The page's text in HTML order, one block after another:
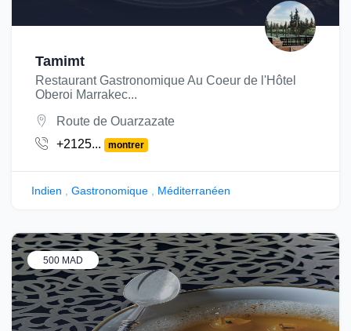
Tamimt
Restaurant Gastronomique Au Coeur de l'Hôtel
Oberoi Marrakec...
Route de Ouarzazate
+2125...
montrer
Indien Gastronomique Méditerranéen
500 MAD